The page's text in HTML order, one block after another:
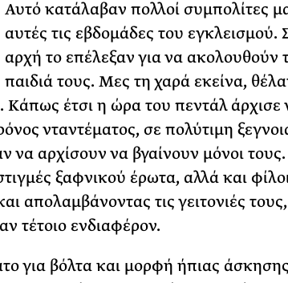
Αυτό κατάλαβαν πολλοί συμπολίτες
αυτές τις εβδομάδες του εγκλεισμού.
αρχή το επέλεξαν για να ακολουθούν
παιδιά τους. Μες τη χαρά εκείνα,
Κάπως έτσι η ώρα του πεντάλ άρχισε
νταντέματος, σε πολύτιμη
να αρχίσουν να βγαίνουν μόνοι τους.
ξαφνικού έρωτα, αλλά και
απολαμβάνοντας τις γειτονιές
τέτοιο ενδιαφέρον.
για βόλτα και μορφή ήπιας